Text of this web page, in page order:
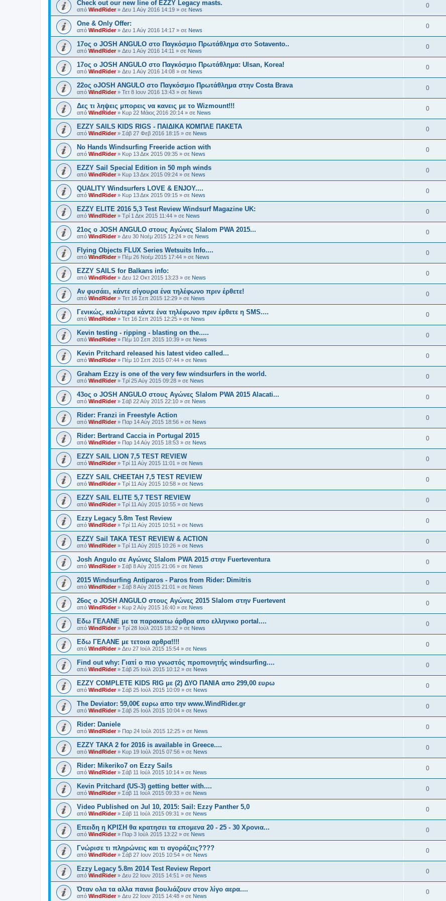
Check out our new line of EZZY Legacy masts.
από WindRider» Δευ 1 Αύγ 2016 14:19 » σε News
0
One & Only Offer:
από WindRider» Δευ 1 Αύγ 2016 14:17 » σε News
0
17ος ο JOSH ANGULO στο Παγκόσμιο Πρωτάθλημα στο Sotavento..
από WindRider» Δευ 1 Αύγ 2016 14:11 » σε News
0
17ος ο JOSH ANGULO στο Παγκόσμιο Πρωτάθλημα: Ulsan, Korea!
από WindRider» Δευ 1 Αύγ 2016 14:08 » σε News
0
22ος οJOSH ANGULO στο Παγκόσμιο Πρωτάθλημα στην Costa Brava
από WindRider» Τετ 8 Ιουν 2016 13:43 » σε News
0
Δες τι ληψεις μπορεις να κανεις με το Wizmount!!!
από WindRider» Κυρ 22 Μάιος 2016 20:14 » σε News
0
EZZY SAILS KIDS RIGS - ΠΑΙΔΙΚΑ ΚΟΜΠΛΕ ΠΑΚΕΤΑ
από WindRider» Σάβ 27 Φεβ 2016 18:15 » σε News
0
No Hands Windsurfing Freeride action with
από WindRider» Κυρ 13 Δεκ 2015 09:35 » σε News
0
EZZY Sail Special Edition in 50 mph winds
από WindRider» Κυρ 13 Δεκ 2015 09:24 » σε News
0
QUALITY Windsurfers LOVE & ENJOY....
από WindRider» Κυρ 13 Δεκ 2015 09:15 » σε News
0
EZZY ELITE 2016 5,3 Test Review Windsurf Magazine UK:
από WindRider» Τρί 1 Δεκ 2015 11:44 » σε News
0
21oς ο JOSH ANGULO στους Αγώνες Slalom PWA 2015...
από WindRider» Δευ 30 Νοέμ 2015 12:24 » σε News
0
Flying Objects FLUX Series Wetsuits Info....
από WindRider» Πέμ 26 Νοέμ 2015 17:44 » σε News
0
EZZY SAILS for Balkans info:
από WindRider» Δευ 12 Οκτ 2015 13:23 » σε News
0
Αν φυσάει, κάντε σίγουρα ένα τηλέφωνο πριν έρθετε!
από WindRider» Τετ 16 Σεπ 2015 12:29 » σε News
0
Γενικώς, καλύτερα κάντε ένα τηλέφωνο πριν έρθετε η SMS....
από WindRider» Τετ 16 Σεπ 2015 12:25 » σε News
0
Kevin testing - ripping - blasting on the.....
από WindRider» Πέμ 10 Σεπ 2015 10:39 » σε News
0
Kevin Pritchard released his latest video called...
από WindRider» Πέμ 10 Σεπ 2015 07:44 » σε News
0
Graham Ezzy is one of the very few windsurfers in the world.
από WindRider» Τρί 25 Αύγ 2015 09:28 » σε News
0
43oς ο JOSH ANGULO στους Αγώνες Slalom PWA 2015 Alacati...
από WindRider» Σάβ 22 Αύγ 2015 22:10 » σε News
0
Rider: Franzi in Freestyle Action
από WindRider» Παρ 14 Αύγ 2015 18:56 » σε News
0
Rider: Bertrand Caccia in Portugal 2015
από WindRider» Παρ 14 Αύγ 2015 18:53 » σε News
0
EZZY SAIL LION 7,5 TEST REVIEW
από WindRider» Τρί 11 Αύγ 2015 11:01 » σε News
0
EZZY SAIL CHEETAH 7,5 TEST REVIEW
από WindRider» Τρί 11 Αύγ 2015 10:58 » σε News
0
EZZY SAIL ELITE 5,7 TEST REVIEW
από WindRider» Τρί 11 Αύγ 2015 10:55 » σε News
0
Ezzy Legacy 5.8m Test Review
από WindRider» Τρί 11 Αύγ 2015 10:51 » σε News
0
EZZY Sail TAKA TEST REVIEW & ACTION
από WindRider» Τρί 11 Αύγ 2015 10:26 » σε News
0
Josh Angulo σε Αγώνες Slalom PWA 2015 στην Fuerteventura
από WindRider» Σάβ 8 Αύγ 2015 21:06 » σε News
0
2015 Windsurfing Antiparos - Paros from Rider: Dimitris
από WindRider» Σάβ 8 Αύγ 2015 21:01 » σε News
0
26oς ο JOSH ANGULO στους Αγώνες 2015 Slalom στην Fuertevent
από WindRider» Κυρ 2 Αύγ 2015 16:40 » σε News
0
Εδω ΓΕΛΑΝΕ με τα παρακατω άρθρα απο ελληνικο portal....
από WindRider» Τρί 28 Ιούλ 2015 18:32 » σε News
0
Eδω ΓΕΛΑΝΕ με τετοια αρθρα!!!!
από WindRider» Δευ 27 Ιούλ 2015 15:54 » σε News
0
Find out why: Γιατί ο πιο γνωστός προπονητής windsurfing....
από WindRider» Σάβ 25 Ιούλ 2015 10:12 » σε News
0
EZZY COMPLETE KIDS RIG με (2) ΔΥΟ ΠΑΝΙΑ απο 299,00 ευρω
από WindRider» Σάβ 25 Ιούλ 2015 10:09 » σε News
0
The Deviator: 59,00€ ευρω απο την www.WindRider.gr
από WindRider» Σάβ 25 Ιούλ 2015 10:04 » σε News
0
Rider: Daniele
από WindRider» Παρ 24 Ιούλ 2015 12:25 » σε News
0
EZZY TAKA 2 for 2016 is available in Greece....
από WindRider» Κυρ 19 Ιούλ 2015 07:56 » σε News
0
Rider: Mikeriko7 on Ezzy Sails
από WindRider» Σάβ 11 Ιούλ 2015 10:14 » σε News
0
Kevin Pritchard (US-3) getting better with....
από WindRider» Σάβ 11 Ιούλ 2015 09:33 » σε News
0
Video Published on Jul 10, 2015: Sail: Ezzy Panther 5,0
από WindRider» Σάβ 11 Ιούλ 2015 09:31 » σε News
0
Επειδη η ΚΡΙΣΗ θα κρατησει τα επομενα 20 - 25 - 30 Χρονια...
από WindRider» Παρ 3 Ιούλ 2015 13:22 » σε News
0
Γνώρισε τι πληρώνεις και τι αγοράζεις????
από WindRider» Σάβ 27 Ιουν 2015 10:54 » σε News
0
Ezzy Legacy 5.8m 2014 Test Review Report
από WindRider» Δευ 22 Ιουν 2015 14:51 » σε News
0
Όταν ολα τα αλλα πανια βουλιάζουν στον λίγο αερα....
από WindRider» Δευ 22 Ιουν 2015 14:48 » σε News
0